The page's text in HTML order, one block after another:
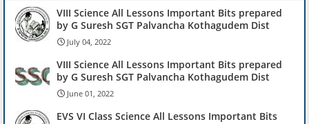
VIII Science All Lessons Important Bits prepared
by G Suresh SGT Palvancha Kothagudem Dist
July 04, 2022
VIII Science All Lessons Important Bits prepared
by G Suresh SGT Palvancha Kothagudem Dist
June 01, 2022
EVS VI Class Science All Lessons Important Bits